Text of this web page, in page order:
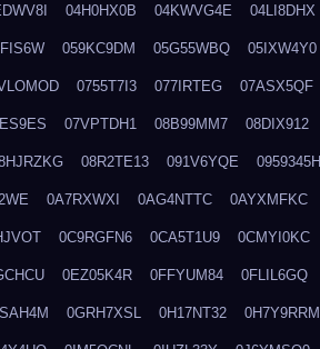
04H0HX0B 04KWVG4E 04LI8DHX
059KC9DM 05G55WBQ 05IXW4Y0
0755T7I3 077IRTEG 07ASX5QF
07VPTDH1 08B99MM7 08DIX912
08R2TE13 091V6YQE 0959345H
0A7RXWXI 0AG4NTTC 0AYXMFKC
0C9RGFN6 0CA5T1U9 0CMYI0KC
0EZ05K4R 0FFYUM84 0FLIL6GQ
0GRH7XSL 0H17NT32 0H7Y9RRM